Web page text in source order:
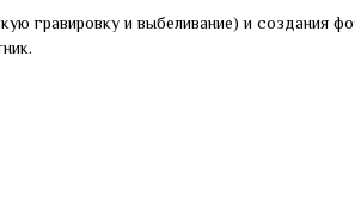
гравировку и выбеливание) и создания